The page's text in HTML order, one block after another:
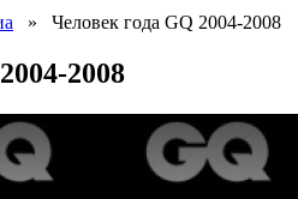
» Человек года GQ 2004-2008
2008